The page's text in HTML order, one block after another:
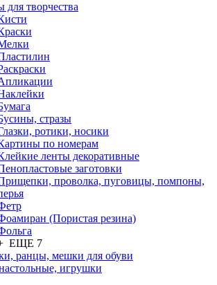
для творчества
стразы
ротики, носики
по номерам
ленты декоративные
заготовки
проволка, пуговицы, помпоны,
(Пористая резина)
ЕЩЕ 7
ранцы, мешки для обуви
игрушки